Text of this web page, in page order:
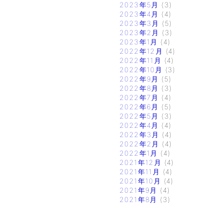
2023年5月
(3)
2023年4月
(4)
2023年3月
(5)
2023年2月
(3)
2023年1月
(4)
2022年12月
(4)
2022年11月
(4)
2022年10月
(3)
2022年9月
(5)
2022年8月
(3)
2022年7月
(4)
2022年6月
(5)
2022年5月
(3)
2022年4月
(4)
2022年3月
(4)
2022年2月
(4)
2022年1月
(4)
2021年12月
(4)
2021年11月
(4)
2021年10月
(4)
2021年9月
(4)
2021年8月
(3)